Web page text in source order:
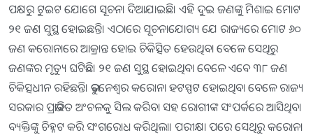
ପକ୍ଷରୁ ଟୁଇଟ ଯୋଗେ ସୂଚନା ଦିଆଯାଇଛି। ଏହି ଦୁଇ ଜଣଙ୍କୁ ମିଶାଇ ମୋଟ
୨୧ ଜଣ ସୁସ୍ଥ ହୋଇଛନ୍ତି। ଏଠାରେ ସୂଚନାଯୋଗ୍ୟ ଯେ ରାଜ୍ୟରେ ମୋଟ ୬୦
ଜଣ କରୋନାରେ ଆକ୍ରାନ୍ତ ହୋଇ ଚିକିତ୍ସିତ ହେଉଥିବା ବେଳେ ସେଥିରୁ
ଜଣଙ୍କର ମୃତ୍ୟୁ ଘଟିଛି। ୨୧ ଜଣ ସୁସ୍ଥ ହୋଇଥିବା ବେଳେ ଏବେ ୩୮ ଜଣ
ଚିକିତ୍ସଧୀନ ରହିଛନ୍ତି। ଭୁବନେଶ୍ବର କରୋନା ହଟସ୍ପଟ ହୋଇଥିବା ବେଳେ ରାଜ୍ୟ
ସରକାର ପ୍ରଭାବିତ ଅଂଚଳକୁ ସିଲ କରିବା ସହ ରୋଗୀଙ୍କ ସଂପର୍କରେ ଆସିଥିବା
ବ୍ୟକ୍ତିଙ୍କୁ ଚିହ୍ନଟ କରି ସଂଗରୋଧ କରିଥିଲା। ପରୀକ୍ଷା ପରେ ସେଥିରୁ କରୋନା